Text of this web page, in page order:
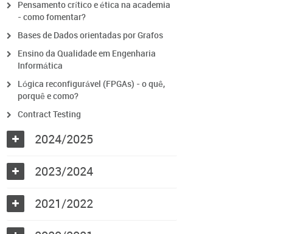
Pensamento crítico e ética na academia
- como fomentar?
Bases de Dados orientadas por Grafos
Ensino da Qualidade em Engenharia
Informática
Lógica reconfigurável (FPGAs) - o quê,
porquê e como?
Contract Testing
2024/2025
2023/2024
2021/2022